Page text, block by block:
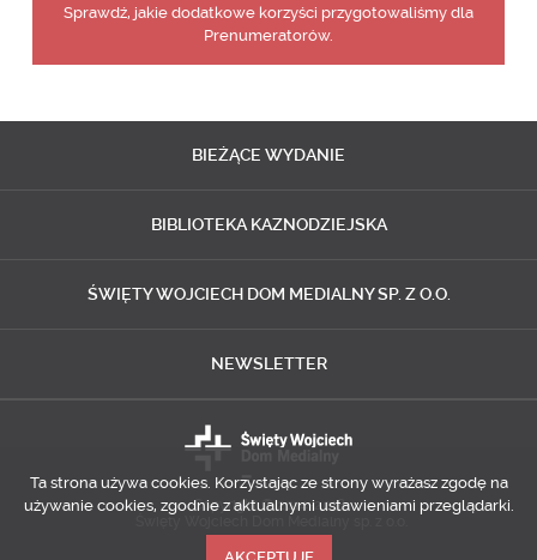
Sprawdź, jakie dodatkowe korzyści przygotowaliśmy dla
Prenumeratorów.
BIEŻĄCE WYDANIE
BIBLIOTEKA KAZNODZIEJSKA
ŚWIĘTY WOJCIECH DOM MEDIALNY SP. Z O.O.
NEWSLETTER
Copyright © 2014-2018
Ta strona używa cookies. Korzystając ze strony wyrażasz zgodę na
używanie cookies, zgodnie z aktualnymi ustawieniami przeglądarki.